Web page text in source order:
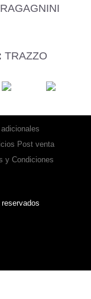
TRAZZO
Post venta
y Condiciones